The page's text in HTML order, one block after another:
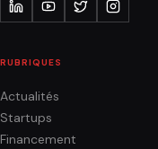
RUBRIQUES
Actualités
Startups
Financement